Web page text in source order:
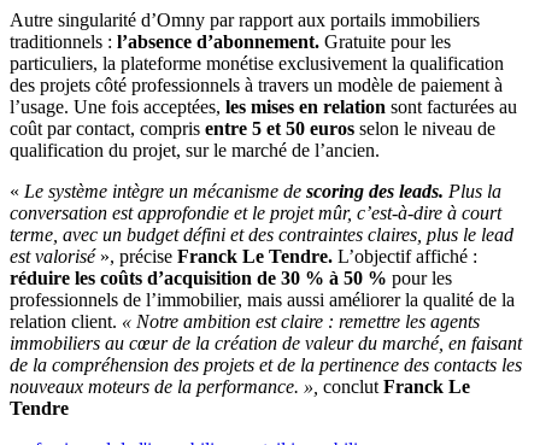
Autre singularité d’Omny par rapport aux portails immobiliers
traditionnels : l’absence d’abonnement. Gratuite pour les
particuliers, la plateforme monétise exclusivement la qualification
des projets côté professionnels à travers un modèle de paiement à
l’usage. Une fois acceptées, les mises en relation sont facturées au
coût par contact, compris entre 5 et 50 euros selon le niveau de
qualification du projet, sur le marché de l’ancien.
« Le système intègre un mécanisme de scoring des leads. Plus la
conversation est approfondie et le projet mûr, c’est-à-dire à court
terme, avec un budget défini et des contraintes claires, plus le lead
est valorisé», précise Franck Le Tendre. L’objectif affiché :
réduire les coûts d’acquisition de 30 % à 50 % pour les
professionnels de l’immobilier, mais aussi améliorer la qualité de la
relation client. « Notre ambition est claire : remettre les agents
immobiliers au cœur de la création de valeur du marché, en faisant
de la compréhension des projets et de la pertinence des contacts les
nouveaux moteurs de la performance. », conclut Franck Le
Tendre